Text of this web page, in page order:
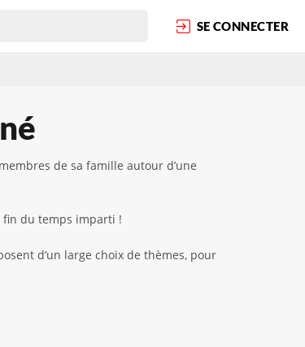
SE CONNECTER
de sa famille autour d’une
fin du temps imparti !
d’un large choix de thèmes, pour